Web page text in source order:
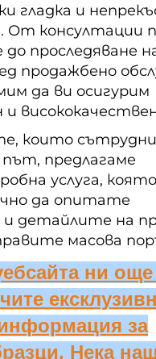
гладка и
От консултации
проследяване
продажбено
да ви осигурим
и
които
път, предлагаме
услуга,
да опитате
детайлите на
масова
ни още
за
Нека